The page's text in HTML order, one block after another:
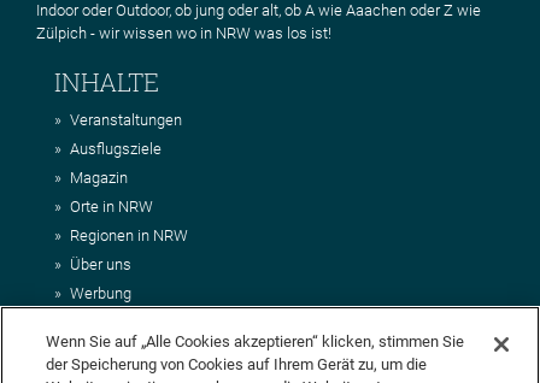
Indoor oder Outdoor, ob jung oder alt, ob A wie Aaachen oder Z wie
Zülpich - wir wissen wo in NRW was los ist!
INHALTE
Veranstaltungen
Ausflugsziele
Magazin
Orte in NRW
Regionen in NRW
Über uns
Werbung
Impressum
Wenn Sie auf „Alle Cookies akzeptieren“ klicken, stimmen Sie
der Speicherung von Cookies auf Ihrem Gerät zu, um die